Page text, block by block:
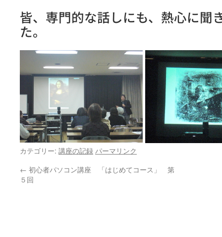
皆、専門的な話しにも、熱心に聞
た。
カテゴリー: 講座の記録 パーマリンク
← 初心者パソコン講座 「はじめてコース」 第
５回